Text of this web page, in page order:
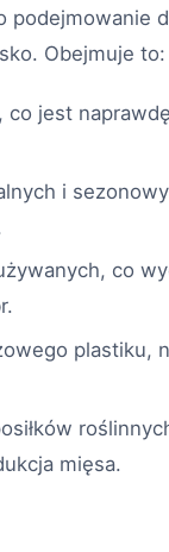
podejmowanie
Obejmuje to:
co jest
i
co
plastiku,
mięsa.